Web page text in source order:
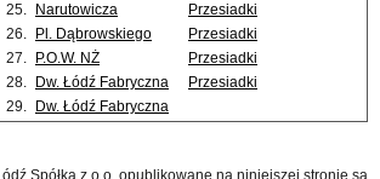
25. Narutowicza
Przesiadki
26. Pl. Dąbrowskiego
Przesiadki
27. P.O.W. NŻ
Przesiadki
28. Dw. Łódź Fabryczna
Przesiadki
29.
Dw. Łódź Fabryczna
Spółka z o.o. opublikowane na niniejszej stronie są